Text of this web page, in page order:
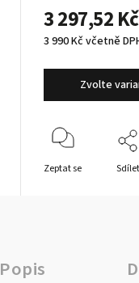
3 297,52
3 990 Kč včetně
Zvolte
Zeptat se Sdílet
Popis